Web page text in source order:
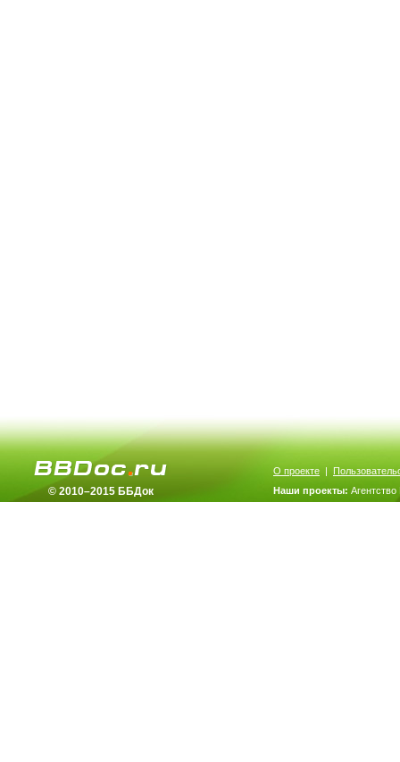
© 2010–2015 ББДок
О проекте |
Наши проекты: